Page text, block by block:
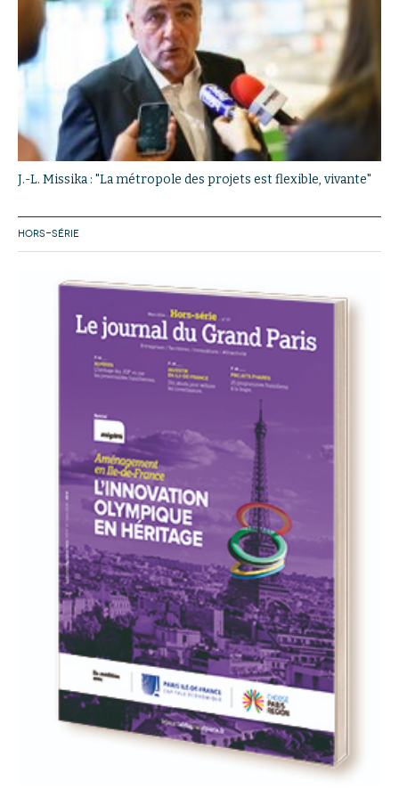
J.-L. Missika : "La métropole des projets est flexible, vivante"
HORS-SÉRIE